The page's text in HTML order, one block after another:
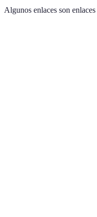
Algunos enlaces son